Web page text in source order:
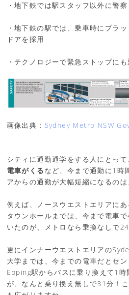
・地下鉄では駅スタッフ以外に警
・地下鉄の駅では、乗車時にプラ
ドアを採用
・テクノロジーで緊急ストップにも
画像出典： Sydney Metro NSW
シティに通勤通学をする人にとって
電車がくる など、今まで通勤に1時
アからの通勤が大幅短縮になるのは
例えば、ノースウエストエリアに
タウンホールまでは、今まで電車
いたのが、メトロなら乗換なしで24
更にインナーウエストエリアの
大学までは、今までの電車だとセン
Epping駅からバスに乗り換えて1
が、なんと乗り換え無しで31分！